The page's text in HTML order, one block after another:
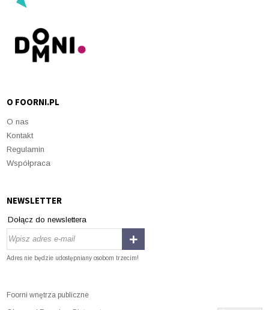
O FOORNI.PL
O nas
Kontakt
Regulamin
Współpraca
NEWSLETTER
Dołącz do newslettera
Adres nie będzie udostępniany osobom trzecim!
Foorni wnętrza publiczne